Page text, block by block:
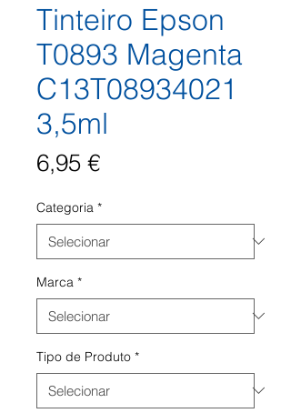
Tinteiro Epson
T0893 Magenta
C13T08934021
3,5ml
6,95 €Preço
Categoria *
Marca *
Tipo de Produto *